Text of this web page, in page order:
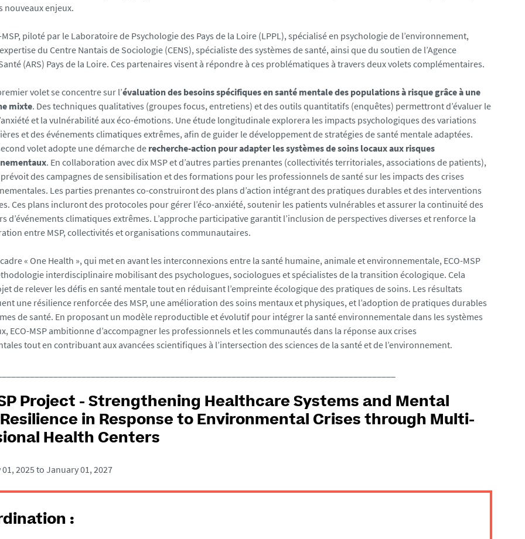
nouveaux enjeux.
MSP, piloté par le Laboratoire de Psychologie des Pays de la Loire (LPPL), spécialisé en psychologie de l’environnement,
du Centre Nantais de Sociologie (CENS), spécialiste des systèmes de santé, ainsi que du soutien de l’Agence
(ARS) Pays de la Loire. Ces partenaires visent à répondre à ces problématiques à travers deux volets complémentaires.
volet se concentre sur l’évaluation des besoins spécifiques en santé mentale des populations à risque grâce à une
mixte. Des techniques qualitatives (groupes focus, entretiens) et des outils quantitatifs (enquêtes) permettront d’évaluer le
et la vulnérabilité aux éco-émotions. Une étude longitudinale explorera les impacts psychologiques des variations
et des événements climatiques extrêmes, afin de guider le développement de stratégies de santé mentale adaptées.
volet adopte une démarche de recherche-action pour adapter les systèmes de soins locaux aux risques
. En collaboration avec dix MSP et d’autres parties prenantes (collectivités territoriales, associations de patients),
des campagnes de sensibilisation et des formations pour les professionnels de santé sur les impacts des crises
Les parties prenantes co-construiront des plans d’action intégrant des pratiques durables et des interventions
Ces plans incluront des protocoles pour gérer l’éco-anxiété, soutenir les patients vulnérables et assurer la continuité des
d’événements climatiques extrêmes. L’approche participative garantit l’inclusion de perspectives diverses et renforce la
entre MSP, collectivités et organisations communautaires.
« One Health », qui met en avant les interconnexions entre la santé humaine, animale et environnementale, ECO-MSP
interdisciplinaire mobilisant des psychologues, sociologues et spécialistes de la transition écologique. Cela
de relever les défis en santé mentale tout en réduisant l’empreinte écologique des pratiques de soins. Les résultats
une résilience renforcée des MSP, une amélioration des soins mentaux et physiques, et l’adoption de pratiques durables
de santé. En proposant un modèle reproductible et évolutif pour intégrer la santé environnementale dans les systèmes
ECO-MSP ambitionne d’accompagner les professionnels et les communautés dans la réponse aux crises
tout en contribuant aux avancées scientifiques à l’intersection des sciences de la santé et de l’environnement.
Project - Strengthening Healthcare Systems and Mental
in Response to Environmental Crises through Multi-
Health Centers
2025 to January 01, 2027
: